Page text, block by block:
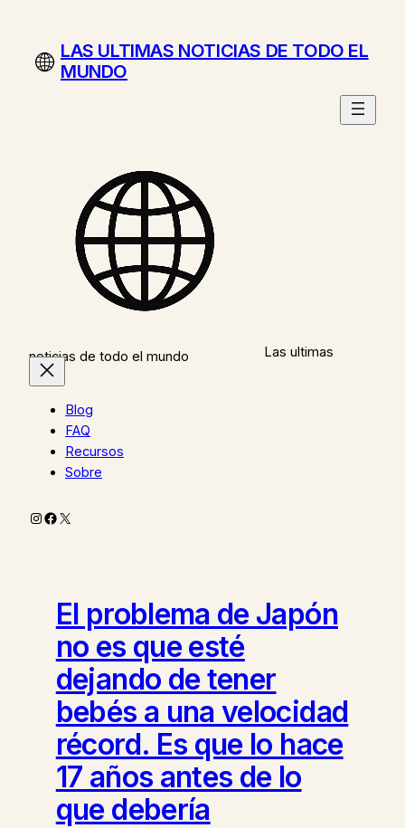
contenidoLAS ULTIMAS NOTICIAS DE TODO EL
MUNDO
Las ultimas
noticias de todo el mundo
Blog
FAQ
Recursos
Sobre
Instagram
Facebook
X
El problema de Japón
no es que esté
dejando de tener
bebés a una velocidad
récord. Es que lo hace
17 años antes de lo
que debería